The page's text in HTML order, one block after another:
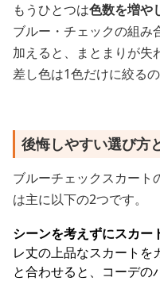
もうひとつは色数を増や
ブルー・チェックの組み
加えると、まとまりが失
差し色は1色だけに絞るの
後悔しやすい選び方
ブルーチェックスカート
は主に以下の2つです。
シーンを考えずにスカー
レ丈の上品なスカートを
と合わせると、コーデの